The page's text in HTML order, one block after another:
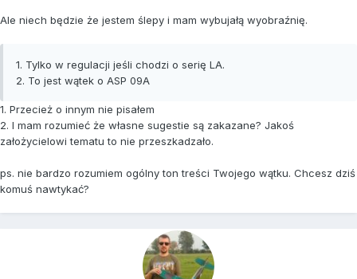
Ale niech będzie że jestem ślepy i mam wybujałą wyobraźnię.
1. Tylko w regulacji jeśli chodzi o serię LA.
2. To jest wątek o ASP 09A
1. Przecież o innym nie pisałem
2. I mam rozumieć że własne sugestie są zakazane? Jakoś
założycielowi tematu to nie przeszkadzało.
ps. nie bardzo rozumiem ogólny ton treści Twojego wątku. Chcesz dziś
komuś nawtykać?